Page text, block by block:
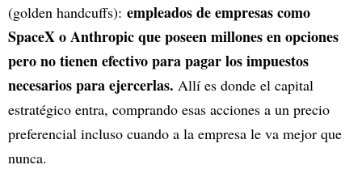
(golden handcuffs): empleados de empresas como
SpaceX o Anthropic que poseen millones en opciones
pero no tienen efectivo para pagar los impuestos
necesarios para ejercerlas. Allí es donde el capital
estratégico entra, comprando esas acciones a un precio
preferencial incluso cuando a la empresa le va mejor que
nunca.